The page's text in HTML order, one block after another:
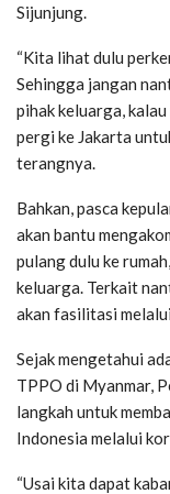
Sijunjung.
“Kita lihat dulu
Sehingga jangan
pihak keluarga,
pergi ke Jakarta
terangnya.
Bahkan, pasca
akan bantu
pulang dulu ke
keluarga. Terkait
akan fasilitasi
Sejak mengetahui
TPPO di Myanmar,
langkah untuk
Indonesia melalui
“Usai kita dapat